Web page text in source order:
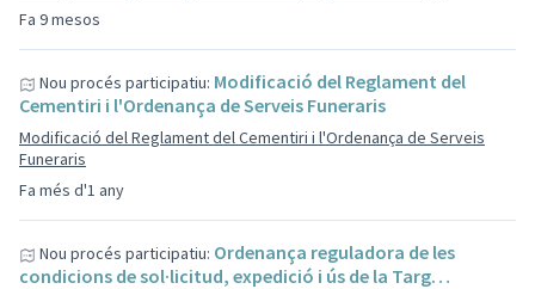
Fa 9 mesos
Fa més d'1 any
Nou procés participatiu: Modificació del Reglament del
Cementiri i l'Ordenança de Serveis Funeraris
Modificació del Reglament del Cementiri i l'Ordenança de Serveis
Funeraris
Nou procés participatiu: Ordenança reguladora de les
condicions de sol·licitud, expedició i ús de la Targ…